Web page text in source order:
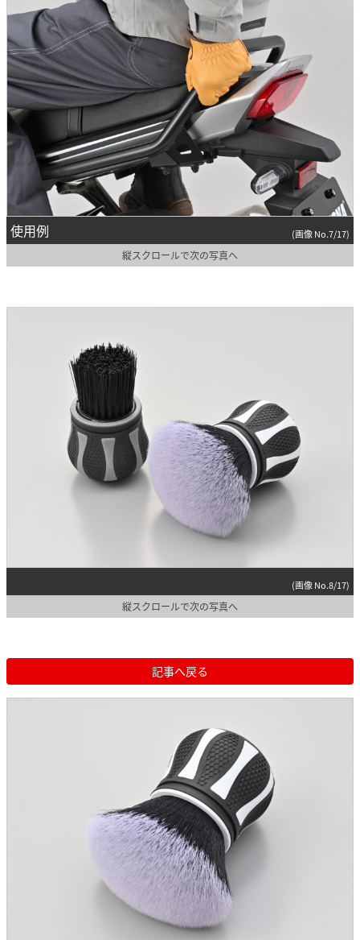
使用例 (画像 No.7/17)
縦スクロールで次の写真へ
(画像 No.8/17)
縦スクロールで次の写真へ
記事へ戻る